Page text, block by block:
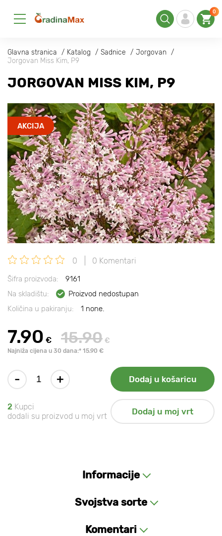
0
Glavna stranica Katalog Sadnice
Jorgovan
Jorgovan Miss Kim, P9
JORGOVAN MISS KIM, P9
AKCIJA
0 0 Komentari
Šifra proizvoda:
9161
Na skladištu:
Proizvod nedostupan
Količina u pakiranju:
1 none.
7.90 € 15.90 €
Najniža cijena u 30 dana:* 15.90 €
- + Dodaj u košaricu
2 Kupci
dodali su proizvod u moj vrt
Dodaj u moj vrt
Informacije
Svojstva sorte
Komentari